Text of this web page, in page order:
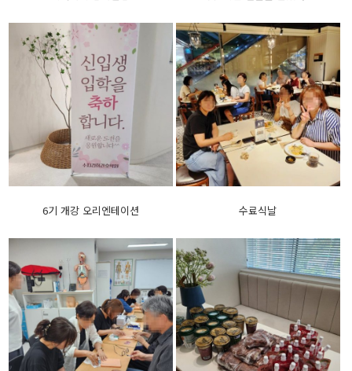
6기 개강 오리엔테이션 수료식날